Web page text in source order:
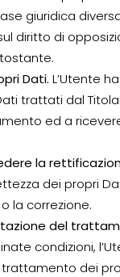
giuridica
diritto di
Dati. L’Utente
trattati dal
ed a
la
dei propri
la correzione.
del
condizioni,
dei